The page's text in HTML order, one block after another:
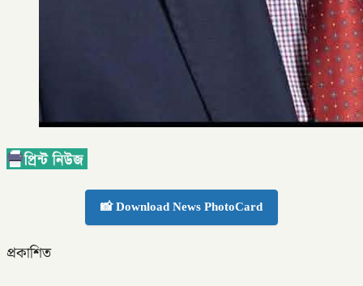
📸 Download News PhotoCard
প্রকাশিত